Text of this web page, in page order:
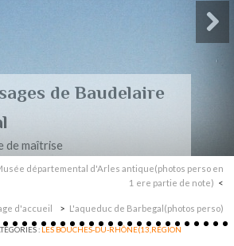
de Baudelaire
de maîtrise
départemental d'Arles antique(photos perso en
1 ere partie de note)
d'accueil L'aqueduc de Barbegal(photos perso)
: LES BOUCHES-DU-RHÔNE(13,RÉGION